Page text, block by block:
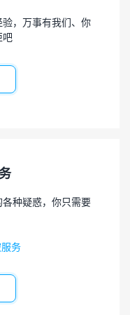
，万事有我们、你
吧
种疑惑，你只需要
务